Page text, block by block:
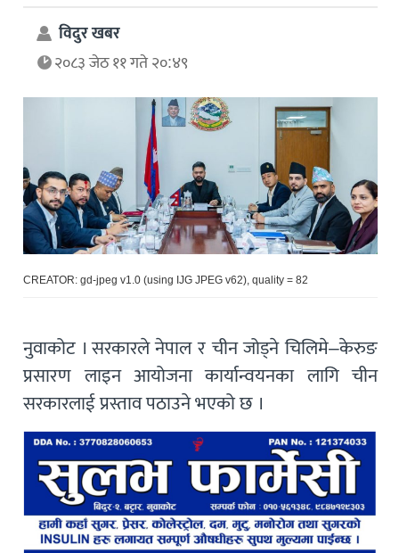
विदुर खबर
२०८३ जेठ ११ गते २०:४९
CREATOR: gd-jpeg v1.0 (using IJG JPEG v62), quality = 82
नुवाकोट । सरकारले नेपाल र चीन जोड्ने चिलिमे–केरुङ
प्रसारण लाइन आयोजना कार्यान्वयनका लागि चीन
सरकारलाई प्रस्ताव पठाउने भएको छ ।